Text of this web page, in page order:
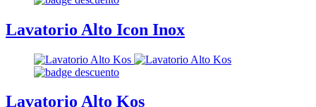
Lavatorio Alto Icon Inox
Lavatorio Alto Kos